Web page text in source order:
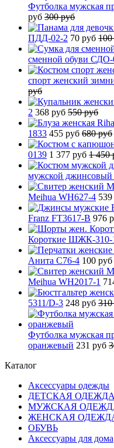
Футболка мужская
руб 300 руб
ПДД-02-2 70 руб 100
сменной обуви СДО-
спорт женский
руб
2 368 руб 550 руб
1833 455 руб 680 руб
0139 1 377 руб 1 450
мужской джинсовый
Meihua WH627-4
Franz FT3617-B 976
Короткие ШЖК-310-
Анита C76-4 100 руб
Meihua WH2017-1
5311/D-3 248 руб 310
Футболка мужская
оранжевый 231 руб
Каталог
Аксессуары одежды
ДЕТСКАЯ ОДЕЖДА
МУЖСКАЯ
ЖЕНСКАЯ
ОБУВЬ
Аксессуары для дома